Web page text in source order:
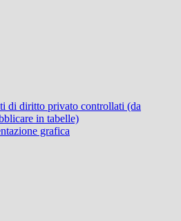
di diritto privato controllati (da
in tabelle)
grafica